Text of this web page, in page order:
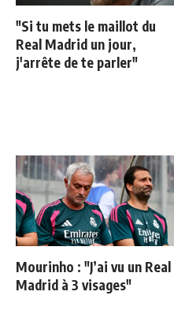
"Si tu mets le maillot du
Real Madrid un jour,
j'arrête de te parler"
Mourinho : "J’ai vu un Real
Madrid à 3 visages"